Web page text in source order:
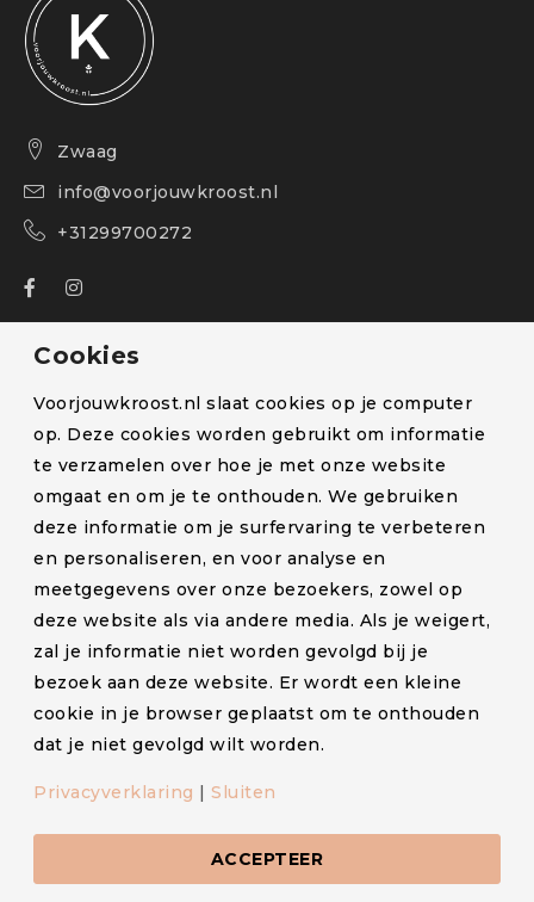
Zwaag
info@voorjouwkroost.nl
+31299700272
Over ons
Bestelling volgen
Blog
Klachten en retourneren
Lactatiekundige
Levertijd en verzendkosten
Partners
Algemene voorwaarden
Cookiestatement
Cookies
Voorjouwkroost.nl slaat cookies op je computer
op. Deze cookies worden gebruikt om informatie
te verzamelen over hoe je met onze website
omgaat en om je te onthouden. We gebruiken
deze informatie om je surfervaring te verbeteren
en personaliseren, en voor analyse en
meetgegevens over onze bezoekers, zowel op
deze website als via andere media. Als je weigert,
zal je informatie niet worden gevolgd bij je
bezoek aan deze website. Er wordt een kleine
cookie in je browser geplaatst om te onthouden
dat je niet gevolgd wilt worden.
Privacyverklaring | Sluiten
ACCEPTEER